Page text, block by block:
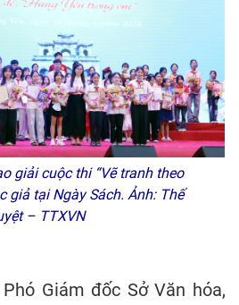
giải cuộc thi “Vẽ tranh theo
giả tại Ngày Sách. Ảnh: Thế
– TTXVN
Giám đốc Sở Văn hóa,